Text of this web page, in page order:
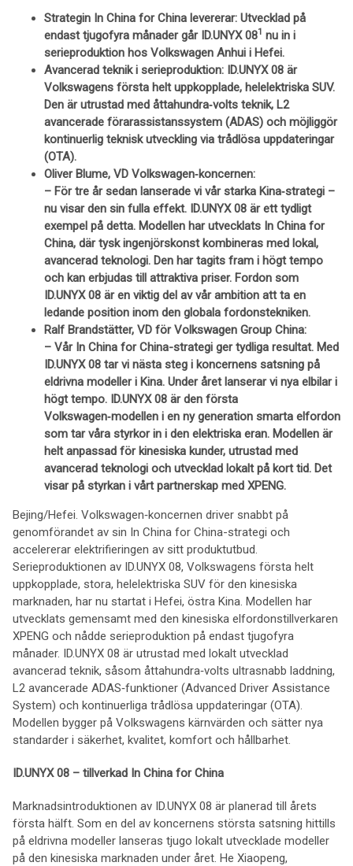
Strategin In China for China levererar: Utvecklad på
endast tjugofyra månader går ID.UNYX 081 nu in i
serieproduktion hos Volkswagen Anhui i Hefei.
Avancerad teknik i serieproduktion: ID.UNYX 08 är
Volkswagens första helt uppkopplade, helelektriska SUV.
Den är utrustad med åttahundra‑volts teknik, L2
avancerade förarassistanssystem (ADAS) och möjliggör
kontinuerlig teknisk utveckling via trådlösa uppdateringar
(OTA).
Oliver Blume, VD Volkswagen‑koncernen:
– För tre år sedan lanserade vi vår starka Kina‑strategi –
nu visar den sin fulla effekt. ID.UNYX 08 är ett tydligt
exempel på detta. Modellen har utvecklats In China for
China, där tysk ingenjörskonst kombineras med lokal,
avancerad teknologi. Den har tagits fram i högt tempo
och kan erbjudas till attraktiva priser. Fordon som
ID.UNYX 08 är en viktig del av vår ambition att ta en
ledande position inom den globala fordons­tekniken.
Ralf Brandstätter, VD för Volkswagen Group China:
– Vår In China for China-strategi ger tydliga resultat. Med
ID.UNYX 08 tar vi nästa steg i koncernens satsning på
eldrivna modeller i Kina. Under året lanserar vi nya elbilar i
högt tempo. ID.UNYX 08 är den första
Volkswagen‑modellen i en ny generation smarta elfordon
som tar våra styrkor in i den elektriska eran. Modellen är
helt anpassad för kinesiska kunder, utrustad med
avancerad teknologi och utvecklad lokalt på kort tid. Det
visar på styrkan i vårt partnerskap med XPENG.
Bejing/Hefei. Volkswagen‑koncernen driver snabbt på
genomförandet av sin In China for China-strategi och
accelererar elektrifieringen av sitt produktutbud.
Serieproduktionen av ID.UNYX 08, Volkswagens första helt
uppkopplade, stora, helelektriska SUV för den kinesiska
marknaden, har nu startat i Hefei, östra Kina. Modellen har
utvecklats gemensamt med den kinesiska elfordonstillverkaren
XPENG och nådde serieproduktion på endast tjugofyra
månader. ID.UNYX 08 är utrustad med lokalt utvecklad
avancerad teknik, såsom åttahundra‑volts ultrasnabb laddning,
L2 avancerade ADAS‑funktioner (Advanced Driver Assistance
System) och kontinuerliga trådlösa uppdateringar (OTA).
Modellen bygger på Volkswagens kärnvärden och sätter nya
standarder i säkerhet, kvalitet, komfort och hållbarhet.
ID.UNYX 08 – tillverkad In China for China
Marknadsintroduktionen av ID.UNYX 08 är planerad till årets
första hälft. Som en del av koncernens största satsning hittills
på eldrivna modeller lanseras tjugo lokalt utvecklade modeller
på den kinesiska marknaden under året. He Xiaopeng,